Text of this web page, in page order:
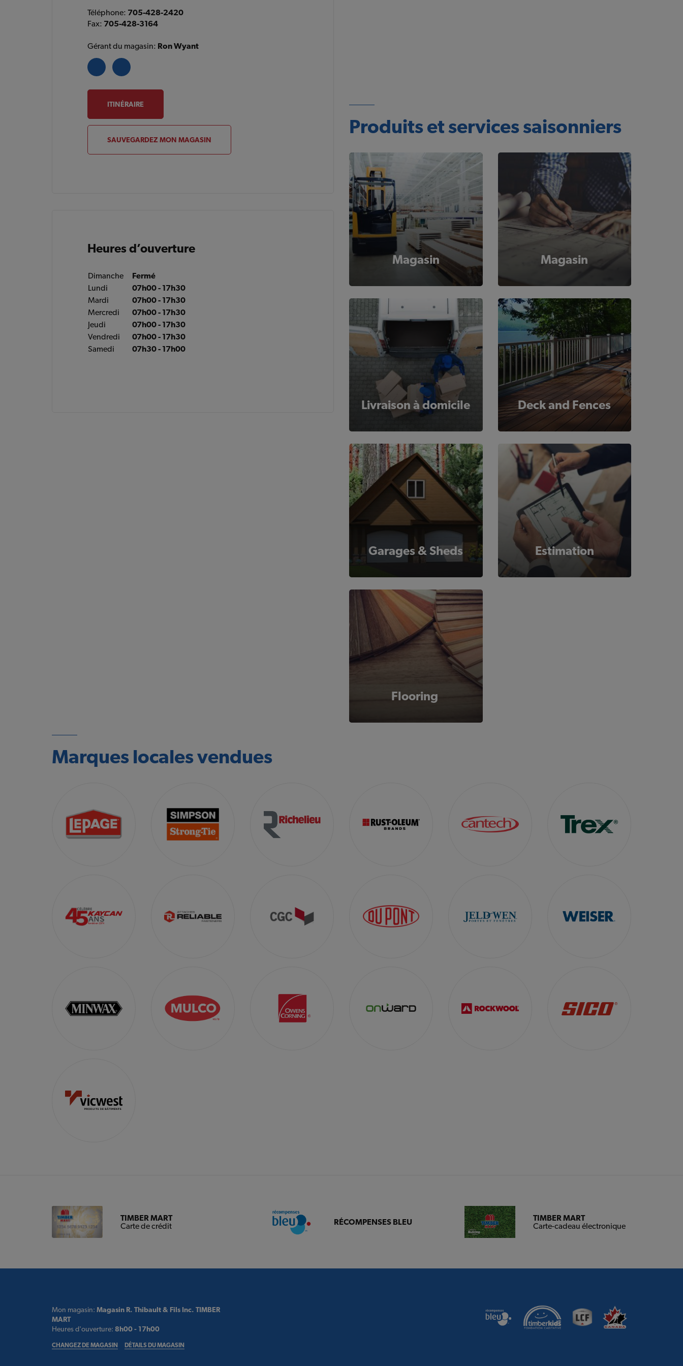
Téléphone: 705-428-2420
Fax: 705-428-3164
Gérant du magasin: Ron Wyant
ITINÉRAIRE
SAUVEGARDEZ MON MAGASIN
Heures d’ouverture
Dimanche
Fermé
Lundi
07h00 - 17h30
Mardi
07h00 - 17h30
Mercredi
07h00 - 17h30
Jeudi
07h00 - 17h30
Vendredi
07h00 - 17h30
Samedi
07h30 - 17h00
Produits et services saisonniers
Magasin Magasin
Livraison à domicile Deck and Fences
Garages & Sheds Estimation
Flooring
Marques locales vendues
TIMBER MART
Carte de crédit
RÉCOMPENSES BLEU
TIMBER MART
Carte-cadeau électronique
Mon magasin: Magasin R. Thibault & Fils Inc. TIMBER
MART
Heures d'ouverture: 8h00 - 17h00
CHANGEZ DE MAGASIN DÉTAILS DU MAGASIN